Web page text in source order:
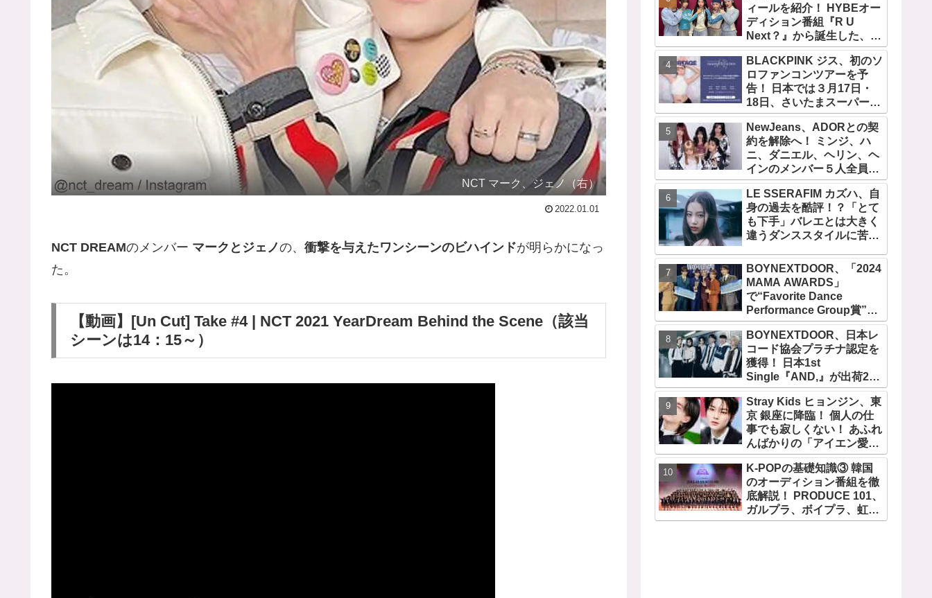
NCT マーク、ジェノ（右）
2022.01.01
NCT DREAMのメンバー マークとジェノの、 衝撃を与えたワンシーンのビハインドが明らかになっ
た。
【動画】[Un Cut] Take #4 | NCT 2021 YearDream Behind the Scene（該当
シーンは14：15～）
ィールを紹介！ HYBEオー
ディション番組『R U
Next？』から誕生した、日
本人のイロハとモカを含む
5人組ガールズグループ！
デビュー曲「Magnetic」が
いきなりの大ヒット
BLACKPINK ジス、初のソ
ロファンコンツアーを予
告！ 日本では３月17日・
18日、さいたまスーパーア
リーナで開催決定！ コンセ
プトは“愛のカケラ”！？ 14
日には新アルバム
『AMORTAGE』もリリー
ス
NewJeans、ADORとの契
約を解除へ！ ミンジ、ハ
ニ、ダニエル、ヘリン、ヘ
インのメンバー５人全員で
緊急記者会見！
「NewJeans never
dies!」と微笑みの宣言！
ADOR側、2029年まで契約
有効と主張
LE SSERAFIM カズハ、自
身の過去を酷評！？「とて
も下手」バレエとは大きく
違うダンススタイルに苦
に努力を重ねる姿に称賛の
声続々
BOYNEXTDOOR、「2024
MAMA AWARDS」
で“Favorite Dance
Performance Group賞”を
受賞！ 京セラドーム大阪で
オリジナルステージパフォ
ーマンス披露！ 卒業パーテ
ィーをコンセプトにスーツ
で魅了【動画あり】
BOYNEXTDOOR、日本レ
コード協会プラチナ認定を
獲得！ 日本1st
Single『AND,』が出荷25
万枚を超える！ 韓国での９
月カムバックも決定
Stray Kids ヒョンジン、東
京 銀座に降臨！ 個人の仕
事でも寂しくない！ あふれ
んばかりの「アイエン愛」
が伝わる愛用品にほっこり
K-POPの基礎知識③ 韓国
のオーディション番組を徹
底解説！ PRODUCE 101、
ガルプラ、ボイプラ、虹プ
ロ・・ NiziUやKep1er、